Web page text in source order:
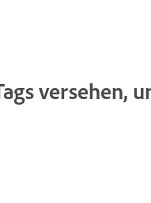
versehen,